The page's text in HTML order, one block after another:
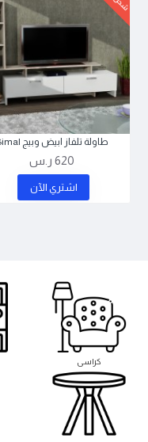
طاولة تلفاز ابيض وبيج Simal
620 ر.س
اشتري اﻵن
كراسى